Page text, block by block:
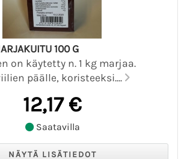
100 G
on käytetty n. 1 kg marjaa.
päälle, koristeeksi....
12,17 €
Saatavilla